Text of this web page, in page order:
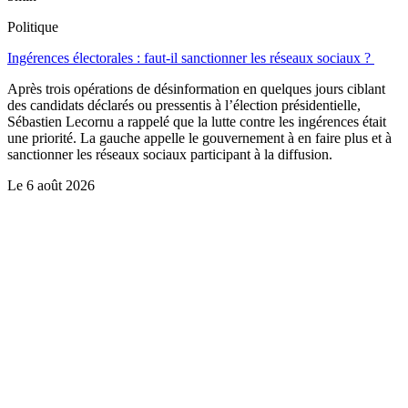
Politique
Ingérences électorales : faut-il sanctionner les réseaux sociaux ?
Après trois opérations de désinformation en quelques jours ciblant
des candidats déclarés ou pressentis à l’élection présidentielle,
Sébastien Lecornu a rappelé que la lutte contre les ingérences était
une priorité. La gauche appelle le gouvernement à en faire plus et à
sanctionner les réseaux sociaux participant à la diffusion.
Le 6 août 2026